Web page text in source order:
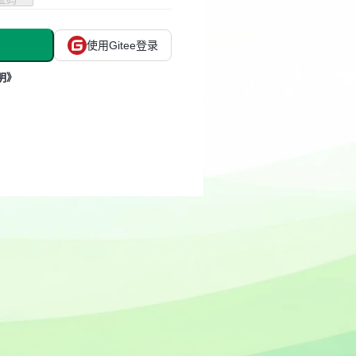
使用Gitee登录
》